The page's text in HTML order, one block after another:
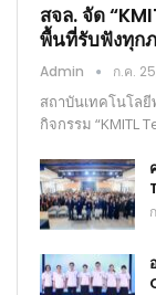
สจล. จัด
พื้นที่รับฟังทุก
Admin ก.ค.
สถาบันเทคโนโลยี
กิจกรรม “KMITL